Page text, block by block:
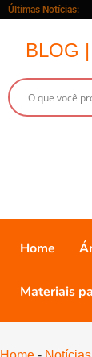
Últimas Notícias:
BLOG |
Home
Materiais